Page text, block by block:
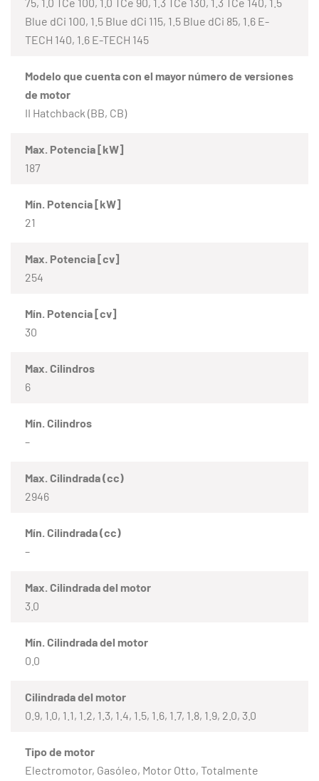
Blue dCi 100, 1.5 Blue dCi 115, 1.5 Blue dCi 85, 1.6 E-
TECH 140, 1.6 E-TECH 145
Modelo que cuenta con el mayor número de versiones
de motor
II Hatchback (BB, CB)
Max. Potencia [kW]
187
Mín. Potencia [kW]
21
Max. Potencia [cv]
254
Mín. Potencia [cv]
30
Max. Cilindros
6
Mín. Cilindros
–
Max. Cilindrada (cc)
2946
Mín. Cilindrada (cc)
–
Max. Cilindrada del motor
3.0
Mín. Cilindrada del motor
0.0
Cilindrada del motor
0.9, 1.0, 1.1, 1.2, 1.3, 1.4, 1.5, 1.6, 1.7, 1.8, 1.9, 2.0, 3.0
Tipo de motor
Electromotor, Gasóleo, Motor Otto, Totalmente